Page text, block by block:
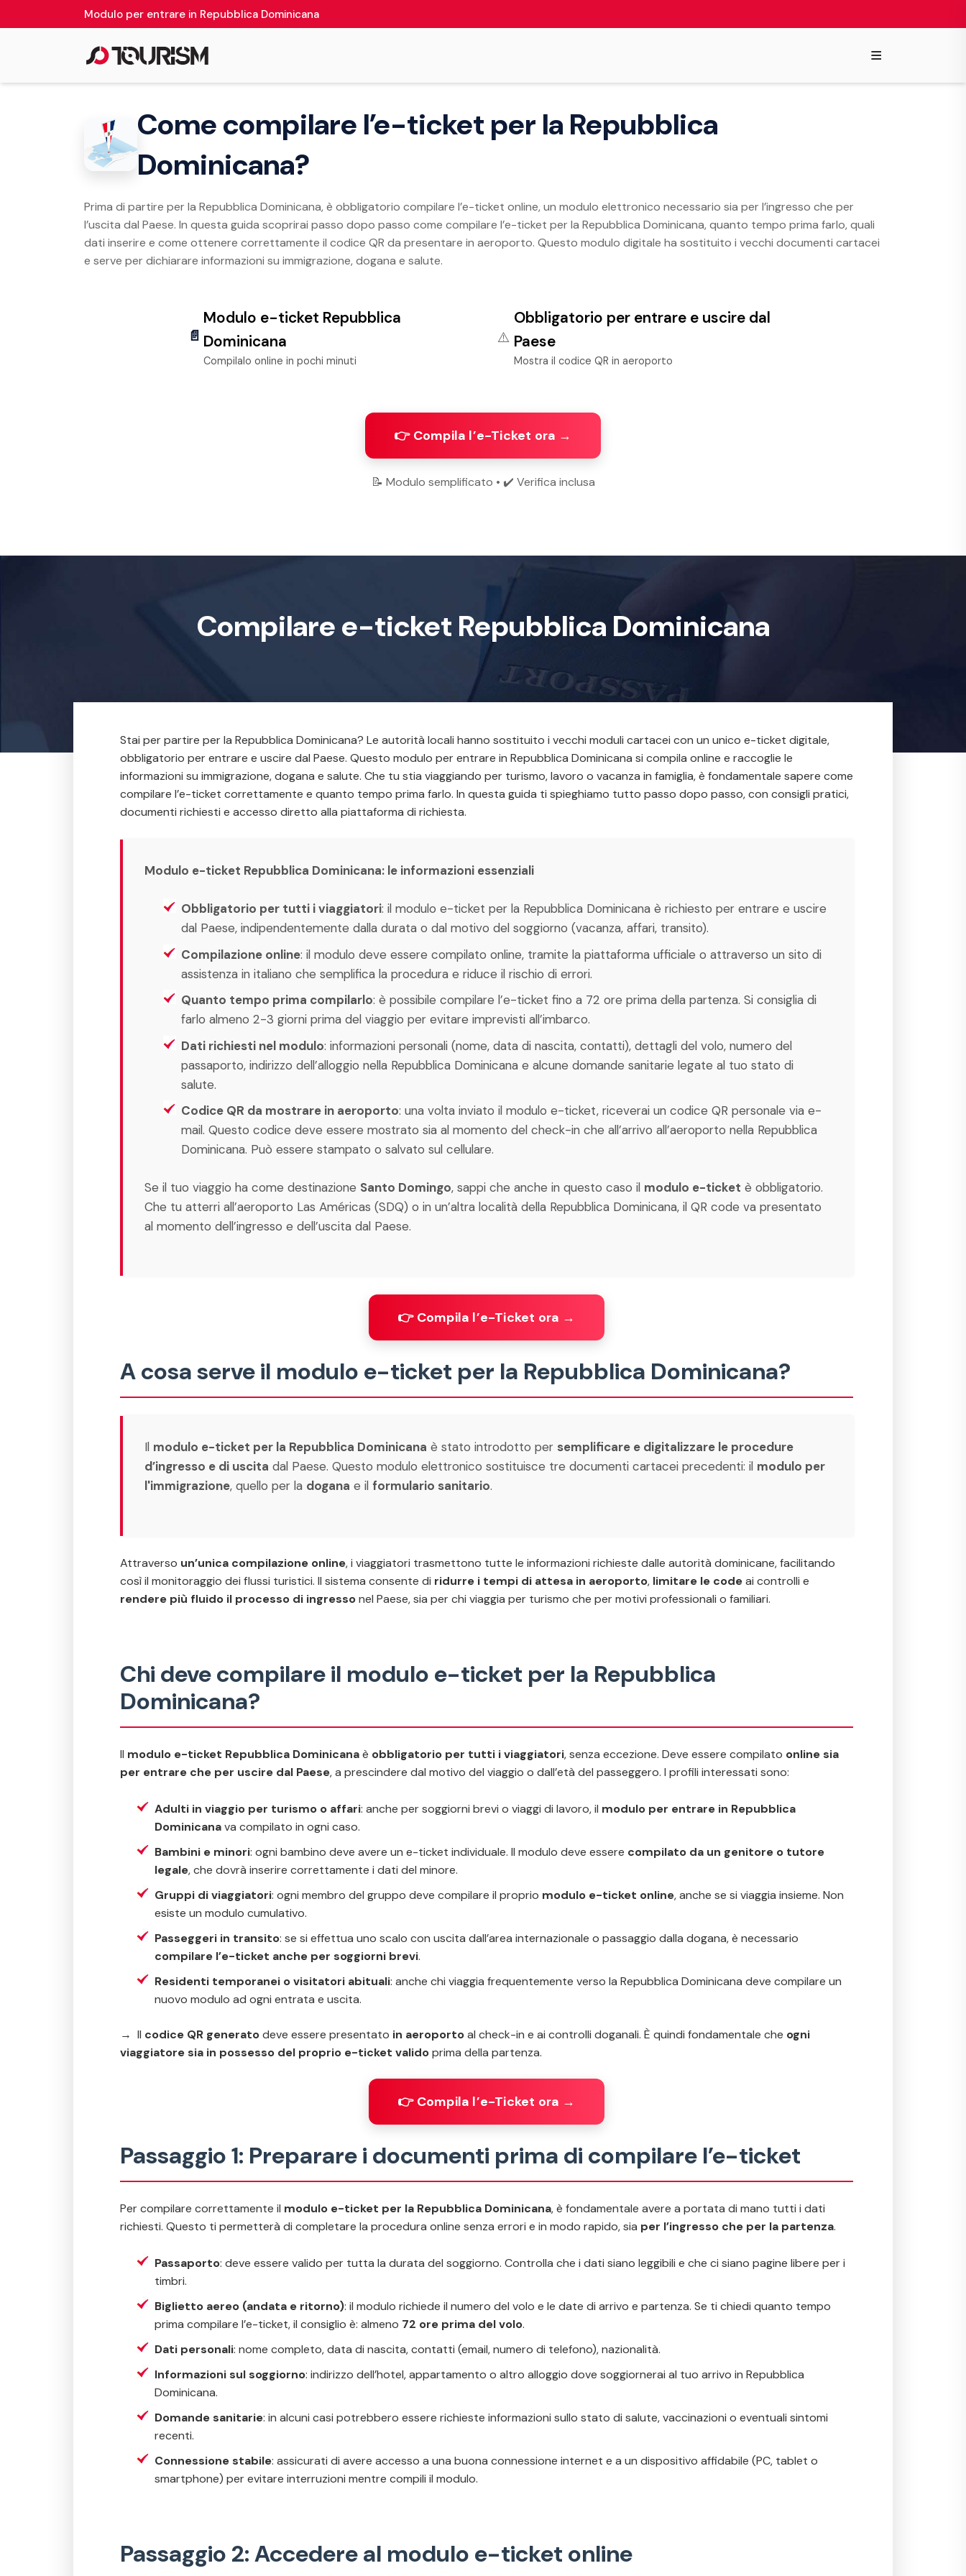
Modulo per entrare in Repubblica Dominicana
≡
Come compilare l’e-ticket per la Repubblica
Dominicana?
Prima di partire per la Repubblica Dominicana, è obbligatorio compilare l’e-ticket online, un modulo elettronico necessario sia per l’ingresso che per
l’uscita dal Paese. In questa guida scoprirai passo dopo passo come compilare l’e-ticket per la Repubblica Dominicana, quanto tempo prima farlo, quali
dati inserire e come ottenere correttamente il codice QR da presentare in aeroporto. Questo modulo digitale ha sostituito i vecchi documenti cartacei
e serve per dichiarare informazioni su immigrazione, dogana e salute.
📄
Modulo e-ticket Repubblica
Dominicana
Compilalo online in pochi minuti
⚠️
Obbligatorio per entrare e uscire dal
Paese
Mostra il codice QR in aeroporto
👉 Compila l’e-Ticket ora →
📝 Modulo semplificato • ✔️ Verifica inclusa
Compilare e-ticket Repubblica Dominicana
Stai per partire per la Repubblica Dominicana? Le autorità locali hanno sostituito i vecchi moduli cartacei con un unico e-ticket digitale,
obbligatorio per entrare e uscire dal Paese. Questo modulo per entrare in Repubblica Dominicana si compila online e raccoglie le
informazioni su immigrazione, dogana e salute. Che tu stia viaggiando per turismo, lavoro o vacanza in famiglia, è fondamentale sapere come
compilare l’e-ticket correttamente e quanto tempo prima farlo. In questa guida ti spieghiamo tutto passo dopo passo, con consigli pratici,
documenti richiesti e accesso diretto alla piattaforma di richiesta.
Modulo e-ticket Repubblica Dominicana: le informazioni essenziali
Obbligatorio per tutti i viaggiatori: il modulo e-ticket per la Repubblica Dominicana è richiesto per entrare e uscire
dal Paese, indipendentemente dalla durata o dal motivo del soggiorno (vacanza, affari, transito).
Compilazione online: il modulo deve essere compilato online, tramite la piattaforma ufficiale o attraverso un sito di
assistenza in italiano che semplifica la procedura e riduce il rischio di errori.
Quanto tempo prima compilarlo: è possibile compilare l’e-ticket fino a 72 ore prima della partenza. Si consiglia di
farlo almeno 2-3 giorni prima del viaggio per evitare imprevisti all’imbarco.
Dati richiesti nel modulo: informazioni personali (nome, data di nascita, contatti), dettagli del volo, numero del
passaporto, indirizzo dell’alloggio nella Repubblica Dominicana e alcune domande sanitarie legate al tuo stato di
salute.
Codice QR da mostrare in aeroporto: una volta inviato il modulo e-ticket, riceverai un codice QR personale via e-
mail. Questo codice deve essere mostrato sia al momento del check-in che all’arrivo all’aeroporto nella Repubblica
Dominicana. Può essere stampato o salvato sul cellulare.
Se il tuo viaggio ha come destinazione Santo Domingo, sappi che anche in questo caso il modulo e-ticket è obbligatorio.
Che tu atterri all’aeroporto Las Américas (SDQ) o in un’altra località della Repubblica Dominicana, il QR code va presentato
al momento dell’ingresso e dell’uscita dal Paese.
👉 Compila l’e-Ticket ora →
A cosa serve il modulo e-ticket per la Repubblica Dominicana?
Il modulo e-ticket per la Repubblica Dominicana è stato introdotto per semplificare e digitalizzare le procedure
d’ingresso e di uscita dal Paese. Questo modulo elettronico sostituisce tre documenti cartacei precedenti: il modulo per
l'immigrazione, quello per la dogana e il formulario sanitario.
Attraverso un’unica compilazione online, i viaggiatori trasmettono tutte le informazioni richieste dalle autorità dominicane, facilitando
così il monitoraggio dei flussi turistici. Il sistema consente di ridurre i tempi di attesa in aeroporto, limitare le codeai controlli e
rendere più fluido il processo di ingressonel Paese, sia per chi viaggia per turismo che per motivi professionali o familiari.
Chi deve compilare il modulo e-ticket per la Repubblica
Dominicana?
Il modulo e-ticket Repubblica Dominicanaè obbligatorio per tutti i viaggiatori, senza eccezione. Deve essere compilato online sia
per entrare che per uscire dal Paese, a prescindere dal motivo del viaggio o dall’età del passeggero. I profili interessati sono:
Adulti in viaggio per turismo o affari: anche per soggiorni brevi o viaggi di lavoro, il modulo per entrare in Repubblica
Dominicanava compilato in ogni caso.
Bambini e minori: ogni bambino deve avere un e-ticket individuale. Il modulo deve essere compilato da un genitore o tutore
legale, che dovrà inserire correttamente i dati del minore.
Gruppi di viaggiatori: ogni membro del gruppo deve compilare il proprio modulo e-ticket online, anche se si viaggia insieme. Non
esiste un modulo cumulativo.
Passeggeri in transito: se si effettua uno scalo con uscita dall’area internazionale o passaggio dalla dogana, è necessario
compilare l’e-ticket anche per soggiorni brevi.
Residenti temporanei o visitatori abituali: anche chi viaggia frequentemente verso la Repubblica Dominicana deve compilare un
nuovo modulo ad ogni entrata e uscita.
→ Il codice QR generatodeve essere presentato in aeroportoal check-in e ai controlli doganali. È quindi fondamentale che ogni
viaggiatore sia in possesso del proprio e-ticket validoprima della partenza.
👉 Compila l’e-Ticket ora →
Passaggio 1: Preparare i documenti prima di compilare l’e-ticket
Per compilare correttamente il modulo e-ticket per la Repubblica Dominicana, è fondamentale avere a portata di mano tutti i dati
richiesti. Questo ti permetterà di completare la procedura online senza errori e in modo rapido, sia per l’ingresso che per la partenza.
Passaporto: deve essere valido per tutta la durata del soggiorno. Controlla che i dati siano leggibili e che ci siano pagine libere per i
timbri.
Biglietto aereo (andata e ritorno): il modulo richiede il numero del volo e le date di arrivo e partenza. Se ti chiedi quanto tempo
prima compilare l’e-ticket, il consiglio è: almeno 72 ore prima del volo.
Dati personali: nome completo, data di nascita, contatti (email, numero di telefono), nazionalità.
Informazioni sul soggiorno: indirizzo dell’hotel, appartamento o altro alloggio dove soggiornerai al tuo arrivo in Repubblica
Dominicana.
Domande sanitarie: in alcuni casi potrebbero essere richieste informazioni sullo stato di salute, vaccinazioni o eventuali sintomi
recenti.
Connessione stabile: assicurati di avere accesso a una buona connessione internet e a un dispositivo affidabile (PC, tablet o
smartphone) per evitare interruzioni mentre compili il modulo.
Passaggio 2: Accedere al modulo e-ticket online